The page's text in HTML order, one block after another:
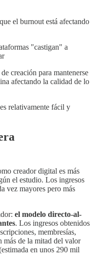
el burnout está afectando
"castigan" a
creación para mantenerse
afectando la calidad de lo
relativamente fácil y
creador digital es más
el estudio. Los ingresos
vez mayores pero más
el modelo directo-al-
. Los ingresos obtenidos
membresías,
más de la mitad del valor
en unos 290 mil